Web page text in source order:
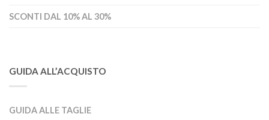
SCONTI DAL 10% AL 30%
GUIDA ALL’ACQUISTO
GUIDA ALLE TAGLIE